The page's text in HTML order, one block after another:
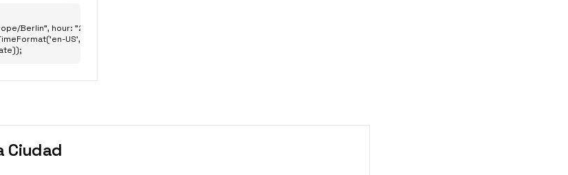
Berlin", hour: "2-digit", minute: "2-digit" };
US', options);
Ciudad